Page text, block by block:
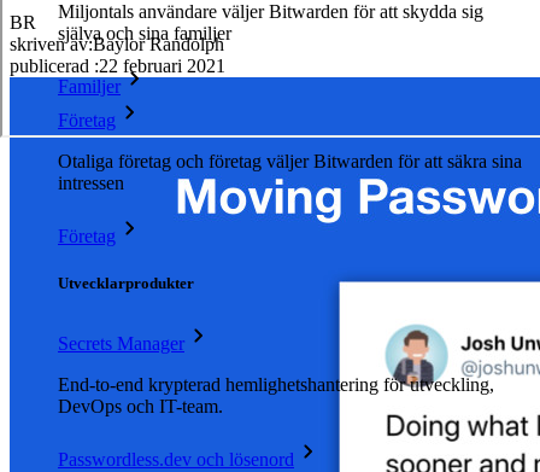
Miljontals användare väljer Bitwarden för att skydda sig
själva och sina familjer
Familjer
Företag
Otaliga företag och företag väljer Bitwarden för att säkra sina
intressen
Företag
Utvecklarprodukter
Secrets Manager
End-to-end krypterad hemlighetshantering för utveckling,
DevOps och IT-team.
Passwordless.dev och lösenord
BR
skriven av:Baylor Randolph
publicerad :22 februari 2021